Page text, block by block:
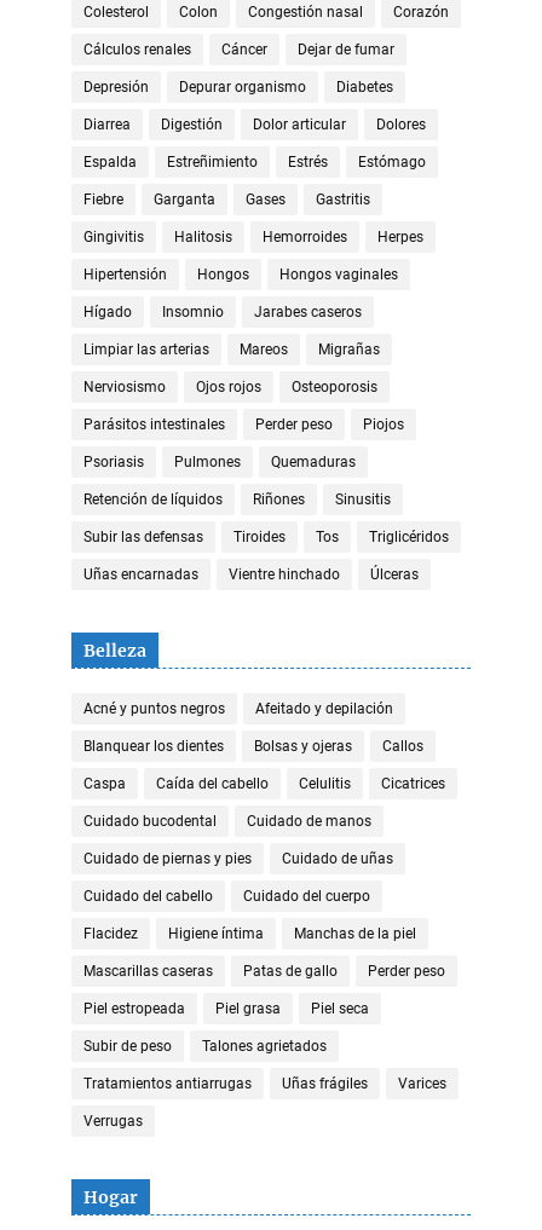
Colesterol Colon Congestión nasal Corazón
Cálculos renales Cáncer Dejar de fumar
Depresión Depurar organismo Diabetes
Diarrea Digestión Dolor articular Dolores
Espalda Estreñimiento Estrés Estómago
Fiebre Garganta Gases Gastritis
Gingivitis Halitosis Hemorroides Herpes
Hipertensión Hongos Hongos vaginales
Hígado Insomnio Jarabes caseros
Limpiar las arterias Mareos Migrañas
Nerviosismo Ojos rojos Osteoporosis
Parásitos intestinales Perder peso Piojos
Psoriasis Pulmones Quemaduras
Retención de líquidos Riñones Sinusitis
Subir las defensas Tiroides Tos Triglicéridos
Uñas encarnadas Vientre hinchado Úlceras
Belleza
Acné y puntos negros Afeitado y depilación
Blanquear los dientes Bolsas y ojeras Callos
Caspa Caída del cabello Celulitis Cicatrices
Cuidado bucodental Cuidado de manos
Cuidado de piernas y pies Cuidado de uñas
Cuidado del cabello Cuidado del cuerpo
Flacidez Higiene íntima Manchas de la piel
Mascarillas caseras Patas de gallo Perder peso
Piel estropeada Piel grasa Piel seca
Subir de peso Talones agrietados
Tratamientos antiarrugas Uñas frágiles Varices
Verrugas
Hogar